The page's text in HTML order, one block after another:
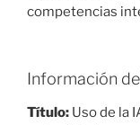
competencias
Información
Título: Uso de la